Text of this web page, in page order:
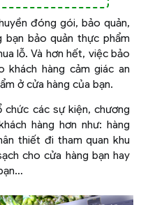
đóng gói, bảo quản,
bảo quản thực phẩm
lỗ. Và hơn hết, việc bảo
hàng cảm giác an
ở cửa hàng của bạn.
các sự kiện, chương
hàng hơn như: hàng
thiết đi tham quan khu
cho cửa hàng bạn hay